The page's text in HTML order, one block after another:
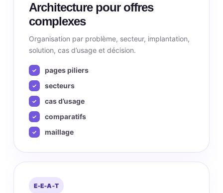
Architecture pour offres
complexes
Organisation par problème, secteur, implantation,
solution, cas d’usage et décision.
pages piliers
secteurs
cas d’usage
comparatifs
maillage
E‑E‑A‑T